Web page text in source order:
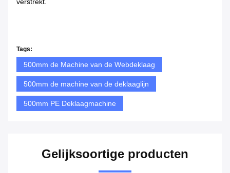
Tags:
500mm de Machine van de Webdeklaag
500mm de machine van de deklaaglijn
500mm PE Deklaagmachine
Gelijksoortige producten